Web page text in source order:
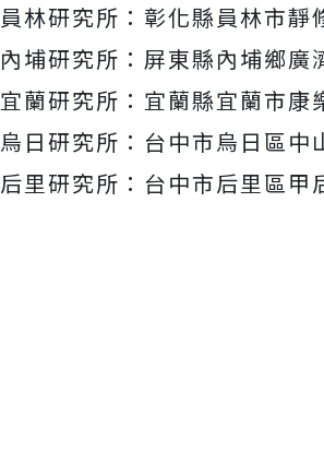
員林研究所：彰化縣員林市靜
內埔研究所：屏東縣內埔鄉廣
宜蘭研究所：宜蘭縣宜蘭市康
烏日研究所：台中市烏日區中
后里研究所：台中市后里區甲